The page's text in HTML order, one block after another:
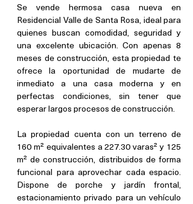
Se vende hermosa casa nueva en
Residencial Valle de Santa Rosa, ideal para
quienes buscan comodidad, seguridad y
una excelente ubicación. Con apenas 8
meses de construcción, esta propiedad te
ofrece la oportunidad de mudarte de
inmediato a una casa moderna y en
perfectas condiciones, sin tener que
esperar largos procesos de construcción.
La propiedad cuenta con un terreno de
160 m² equivalentes a 227.30 varas² y 125
m² de construcción, distribuidos de forma
funcional para aprovechar cada espacio.
Dispone de porche y jardín frontal,
estacionamiento privado para un vehículo